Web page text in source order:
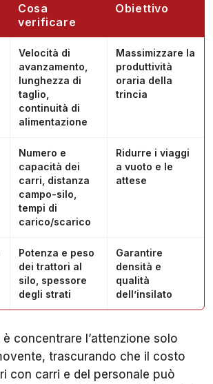
Cosa
verificare
Obiettivo
Velocità di
avanzamento,
lunghezza di
taglio,
continuità di
alimentazione
Massimizzare la
produttività
oraria della
trincia
Numero e
capacità dei
carri, distanza
campo-silo,
tempi di
carico/scarico
Ridurre i viaggi
a vuoto e le
attese
Potenza e peso
dei trattori al
silo, spessore
degli strati
Garantire
densità e
qualità
dell’insilato
concentrare l’attenzione solo
trascurando che il costo
con carri e del personale può